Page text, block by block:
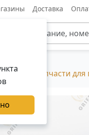
Доставка
Б/У запчасти для